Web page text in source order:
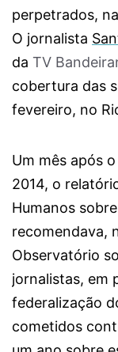
perpetrados,
O jornalista
da TV
cobertura das
fevereiro, no
Um mês após
2014, o
Humanos
recomendava,
Observatório
jornalistas, em
federalização
cometidos